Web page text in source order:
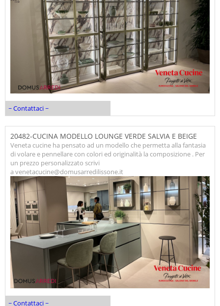
~ Contattaci ~
20482-CUCINA MODELLO LOUNGE VERDE SALVIA E BEIGE
Veneta cucine ha pensato ad un modello che permetta alla fantasia
di volare e pennellare con colori ed originalità la composizione . Per
un prezzo personalizzato scrivi
a venetacucine@domusarredilissone.it
~ Contattaci ~